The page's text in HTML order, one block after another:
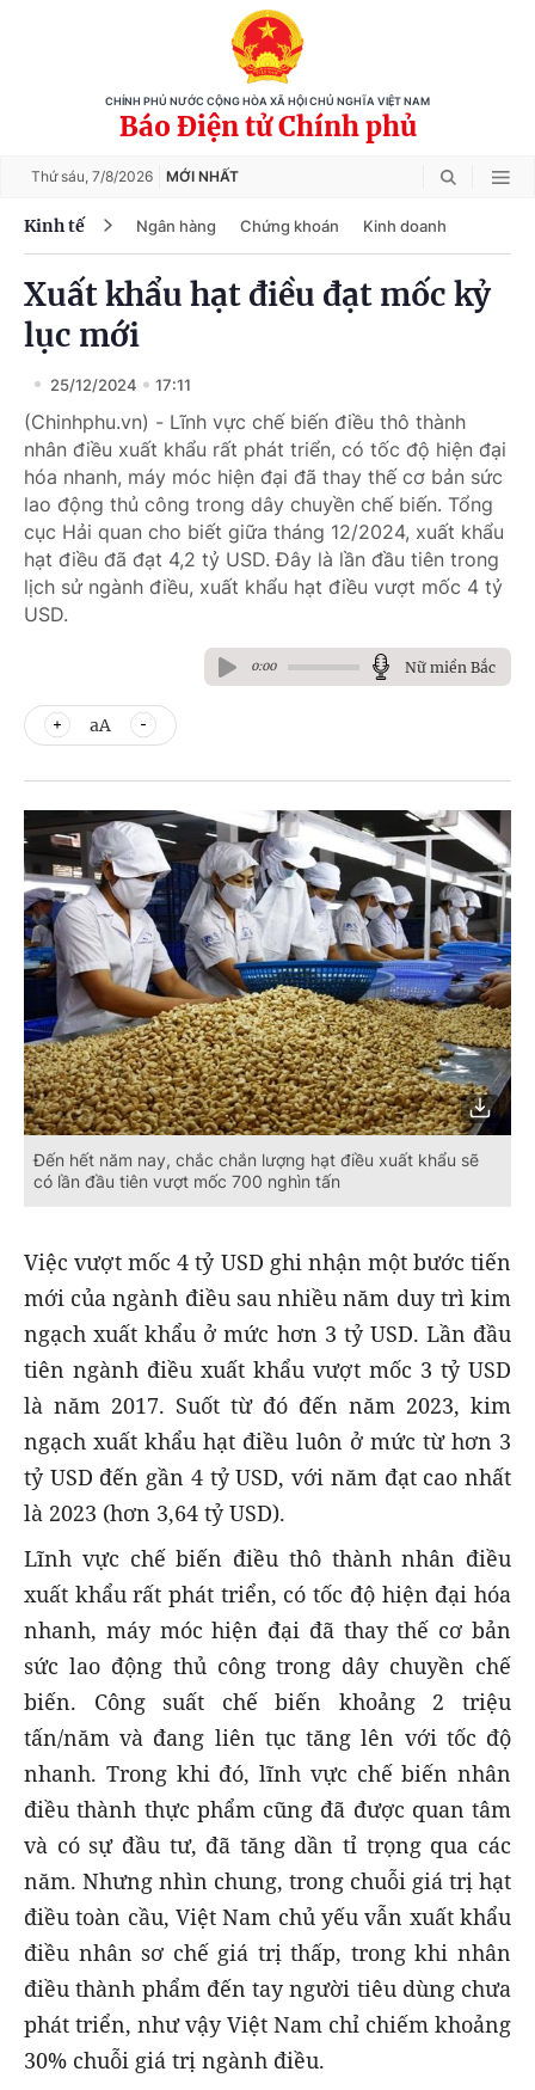
CHÍNH PHỦ NƯỚC CỘNG HÒA XÃ HỘI CHỦ NGHĨA VIỆT NAM
Báo Điện tử Chính phủ
Thứ sáu, 7/8/2026 MỚI NHẤT
Kinh tế Ngân hàng Chứng khoán Kinh doanh
Xuất khẩu hạt điều đạt mốc kỷ
lục mới
25/12/2024 17:11
(Chinhphu.vn) - Lĩnh vực chế biến điều thô thành
nhân điều xuất khẩu rất phát triển, có tốc độ hiện đại
hóa nhanh, máy móc hiện đại đã thay thế cơ bản sức
lao động thủ công trong dây chuyền chế biến. Tổng
cục Hải quan cho biết giữa tháng 12/2024, xuất khẩu
hạt điều đã đạt 4,2 tỷ USD. Đây là lần đầu tiên trong
lịch sử ngành điều, xuất khẩu hạt điều vượt mốc 4 tỷ
USD.
0:00 Nữ miền Bắc
aA
Đến hết năm nay, chắc chắn lượng hạt điều xuất khẩu sẽ
có lần đầu tiên vượt mốc 700 nghìn tấn
Việc vượt mốc 4 tỷ USD ghi nhận một bước tiến
mới của ngành điều sau nhiều năm duy trì kim
ngạch xuất khẩu ở mức hơn 3 tỷ USD. Lần đầu
tiên ngành điều xuất khẩu vượt mốc 3 tỷ USD
là năm 2017. Suốt từ đó đến năm 2023, kim
ngạch xuất khẩu hạt điều luôn ở mức từ hơn 3
tỷ USD đến gần 4 tỷ USD, với năm đạt cao nhất
là 2023 (hơn 3,64 tỷ USD).
Lĩnh vực chế biến điều thô thành nhân điều
xuất khẩu rất phát triển, có tốc độ hiện đại hóa
nhanh, máy móc hiện đại đã thay thế cơ bản
sức lao động thủ công trong dây chuyền chế
biến. Công suất chế biến khoảng 2 triệu
tấn/năm và đang liên tục tăng lên với tốc độ
nhanh. Trong khi đó, lĩnh vực chế biến nhân
điều thành thực phẩm cũng đã được quan tâm
và có sự đầu tư, đã tăng dần tỉ trọng qua các
năm. Nhưng nhìn chung, trong chuỗi giá trị hạt
điều toàn cầu, Việt Nam chủ yếu vẫn xuất khẩu
điều nhân sơ chế giá trị thấp, trong khi nhân
điều thành phẩm đến tay người tiêu dùng chưa
phát triển, như vậy Việt Nam chỉ chiếm khoảng
30% chuỗi giá trị ngành điều.